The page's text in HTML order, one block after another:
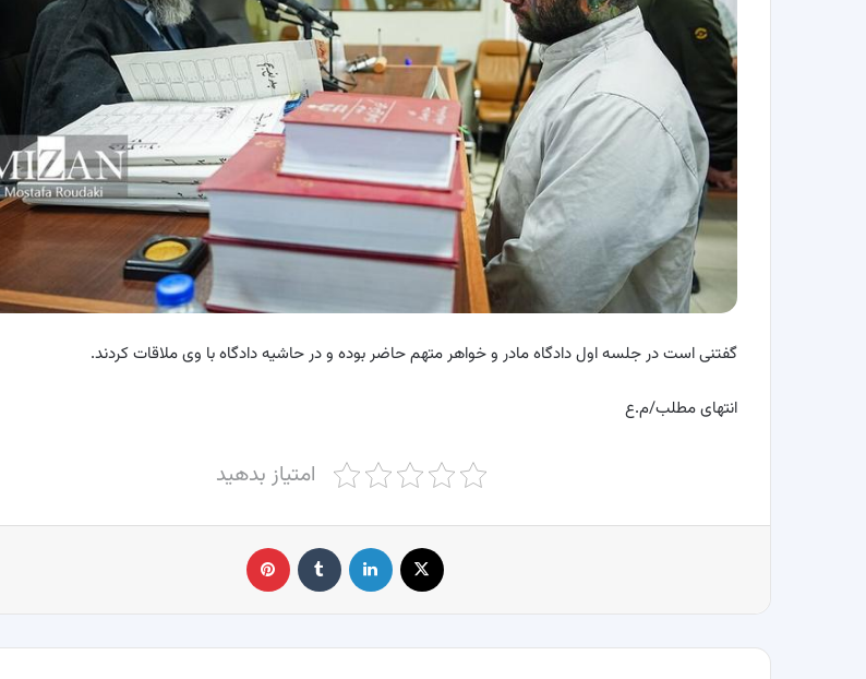
گفتنی است در جلسه اول دادگاه مادر و خواهر متهم حاضر بوده و در حاشیه دادگاه با وی ملاقات کردند.
انتهای مطلب/م.ع
امتیاز بدهید
لینکدین ‫تامبلر